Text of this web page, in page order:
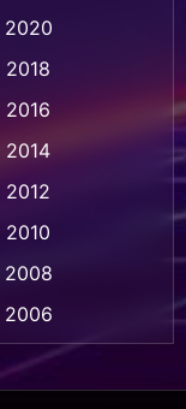
ง(36)
2020
2018
2016
2014
2012
2010
2008
2006
2004
2002